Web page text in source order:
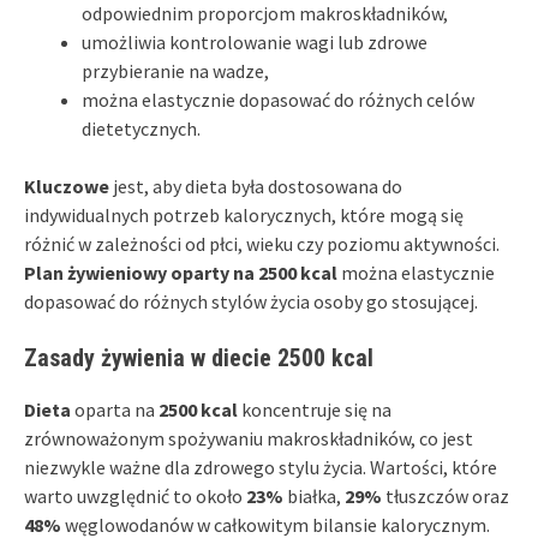
odpowiednim proporcjom makroskładników,
umożliwia kontrolowanie wagi lub zdrowe
przybieranie na wadze,
można elastycznie dopasować do różnych celów
dietetycznych.
Kluczowe jest, aby dieta była dostosowana do
indywidualnych potrzeb kalorycznych, które mogą się
różnić w zależności od płci, wieku czy poziomu aktywności.
Plan żywieniowy oparty na 2500 kcal można elastycznie
dopasować do różnych stylów życia osoby go stosującej.
Zasady żywienia w diecie 2500 kcal
Dieta oparta na 2500 kcal koncentruje się na
zrównoważonym spożywaniu makroskładników, co jest
niezwykle ważne dla zdrowego stylu życia. Wartości, które
warto uwzględnić to około 23% białka, 29% tłuszczów oraz
48% węglowodanów w całkowitym bilansie kalorycznym.